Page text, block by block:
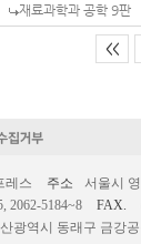
재료과학과 공학 9판
<<
레스 주소
서울시
2062-5184~8 FAX.
광역시 동래구 금강